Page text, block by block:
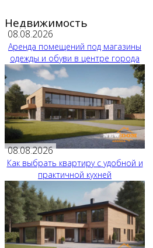
Недвижимость
08.08.2026
Аренда помещений под магазины
одежды и обуви в центре города
08.08.2026
Как выбрать квартиру с удобной и
практичной кухней